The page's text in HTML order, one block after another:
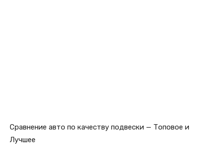
Сравнение авто по качеству подвески — Топовое и
Лучшее